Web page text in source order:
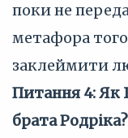
поки не
метафора
заклеймити
Питання 4: Як
брата Родріка?